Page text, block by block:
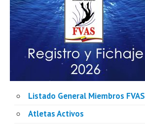
Listado General Miembros FVAS
Atletas Activos